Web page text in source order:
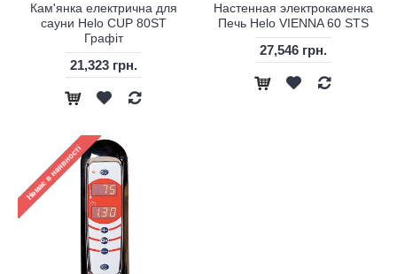
Кам'янка електрична для
сауни Helo CUP 80ST
Графіт
21,323 грн.
Настенная электрокаменка
Печь Helo VIENNA 60 STS
27,546 грн.